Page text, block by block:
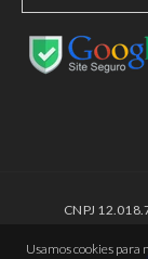
CNPJ
Usamos cookies para